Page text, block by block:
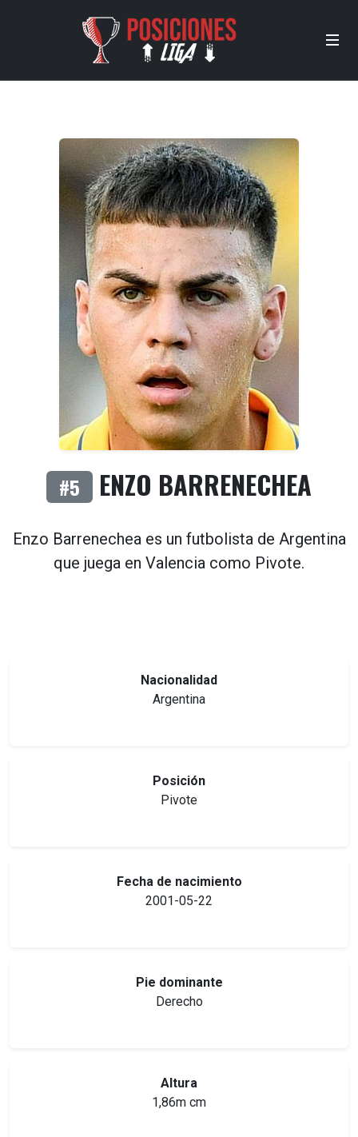
#5 ENZO BARRENECHEA
Enzo Barrenechea es un futbolista de Argentina
que juega en Valencia como Pivote.
Nacionalidad
Argentina
Posición
Pivote
Fecha de nacimiento
2001-05-22
Pie dominante
Derecho
Altura
1,86m cm